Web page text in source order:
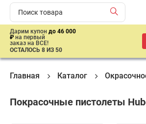
Дарим купон до 46 000
₽ на первый
заказ на ВСЕ!
ОСТАЛОСЬ 8 ИЗ 50
Главная Каталог
Покрасочные пистолеты